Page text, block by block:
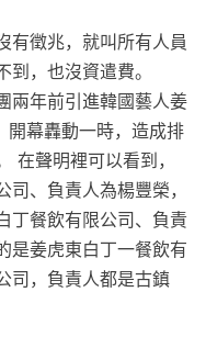
有徵兆，就叫所有人員
，也沒資遣費。
兩年前引進韓國藝人姜
開幕轟動一時，造成排
在聲明裡可以看到，
、負責人為楊豐榮，
丁餐飲有限公司、負責
是姜虎東白丁一餐飲有
司，負責人都是古鎮